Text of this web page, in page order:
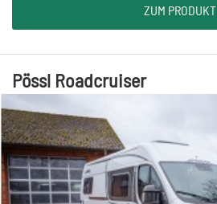
ZUM PRODUKT
Pössl Roadcruiser